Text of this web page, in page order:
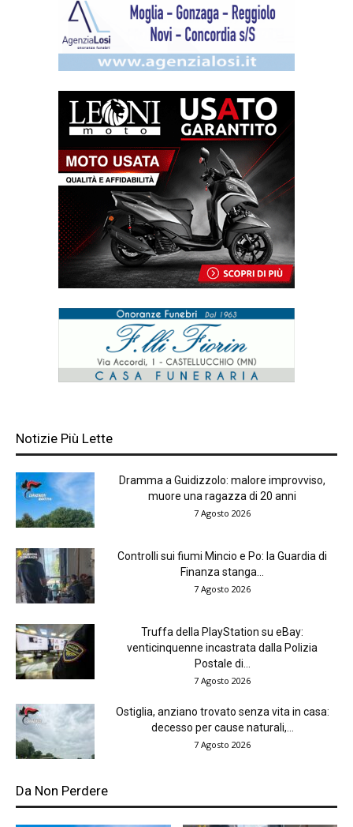
Notizie Più Lette
Dramma a Guidizzolo: malore improvviso,
muore una ragazza di 20 anni
7 Agosto 2026
Controlli sui fiumi Mincio e Po: la Guardia di
Finanza stanga...
7 Agosto 2026
Truffa della PlayStation su eBay:
venticinquenne incastrata dalla Polizia
Postale di...
7 Agosto 2026
Ostiglia, anziano trovato senza vita in casa:
decesso per cause naturali,...
7 Agosto 2026
Da Non Perdere